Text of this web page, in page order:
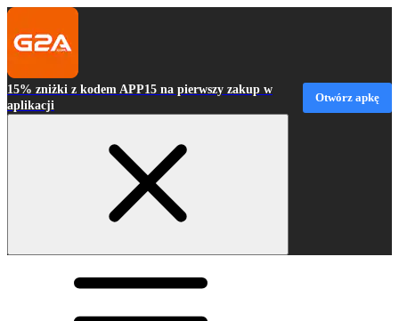
15% zniżki z kodem APP15 na pierwszy zakup w
aplikacji
Otwórz apkę